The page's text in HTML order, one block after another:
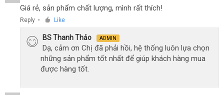
Giá rẻ, sản phẩm chất lượng, mình rất thích!
Reply ● Like
BS Thanh Thảo ADMIN
Dạ, cảm ơn Chị đã phải hồi, hệ thống luôn lựa chọn
những sản phẩm tốt nhất để giúp khách hàng mua
được hàng tốt.